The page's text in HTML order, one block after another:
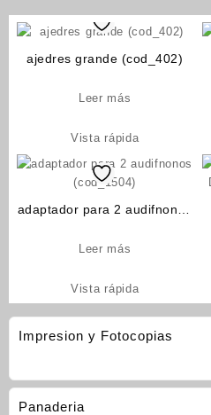
Impresion y Fotocopias
Panaderia
ajedres grande (cod_402)
Leer más
Vista rápida
adaptador para 2 audifnonos
Leer más
Vista rápida